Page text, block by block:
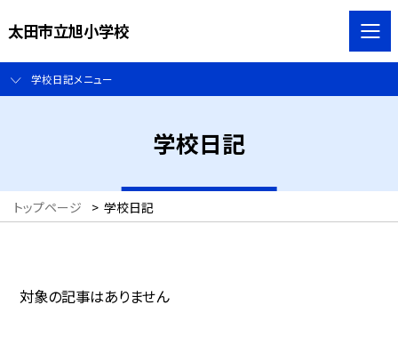
太田市立旭小学校
学校日記メニュー
学校日記
トップページ > 学校日記
対象の記事はありません